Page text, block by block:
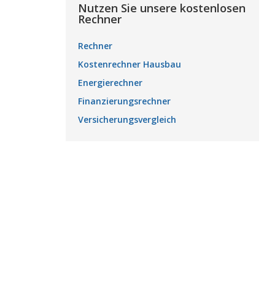
Nutzen Sie unsere kostenlosen
Rechner
Rechner
Kostenrechner Hausbau
Energierechner
Finanzierungsrechner
Versicherungsvergleich